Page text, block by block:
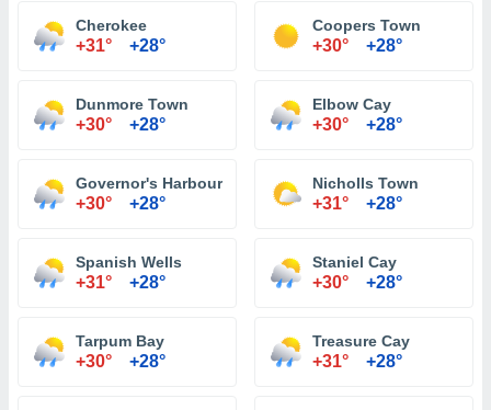
Cherokee
+31° +28°
Coopers Town
+30° +28°
Dunmore Town
+30° +28°
Elbow Cay
+30° +28°
Governor's Harbour
+30° +28°
Nicholls Town
+31° +28°
Spanish Wells
+31° +28°
Staniel Cay
+30° +28°
Tarpum Bay
+30° +28°
Treasure Cay
+31° +28°